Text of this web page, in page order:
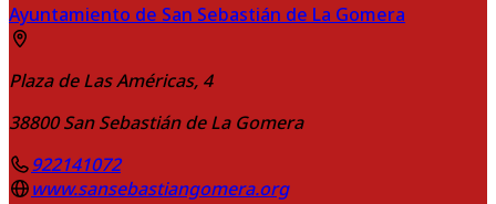
Ayuntamiento de San Sebastián de La Gomera
Plaza de Las Américas, 4
38800 San Sebastián de La Gomera
922141072
www.sansebastiangomera.org